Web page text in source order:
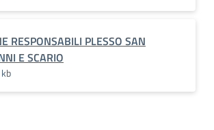
RESPONSABILI PLESSO SAN
E SCARIO